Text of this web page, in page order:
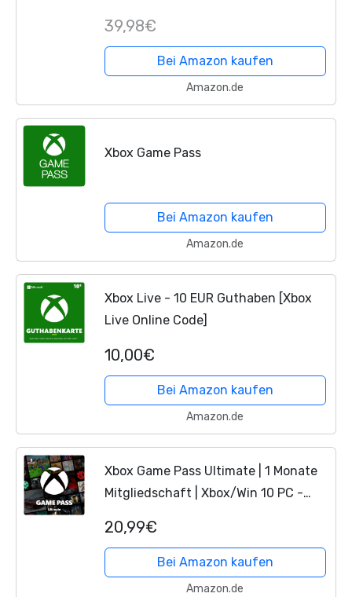
Enterprise Starter Pack DLC | Xbox
One - Download Code
39,98€
Bei Amazon kaufen
Amazon.de
Xbox Game Pass
Bei Amazon kaufen
Amazon.de
Xbox Live - 10 EUR Guthaben [Xbox
Live Online Code]
10,00€
Bei Amazon kaufen
Amazon.de
Xbox Game Pass Ultimate | 1 Monate
Mitgliedschaft | Xbox/Win 10 PC -
20,99€
Bei Amazon kaufen
Amazon.de